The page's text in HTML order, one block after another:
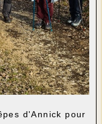
d'Annick pour